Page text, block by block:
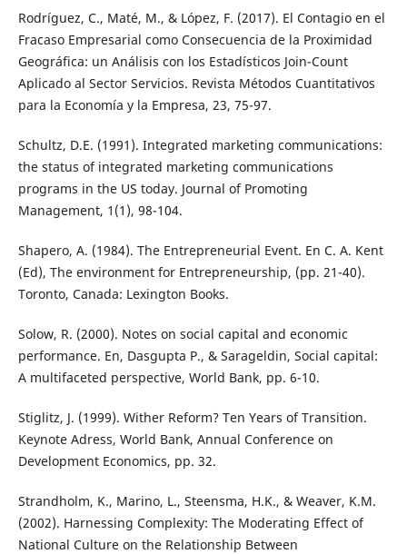
Rodríguez, C., Maté, M., & López, F. (2017). El Contagio en el
Fracaso Empresarial como Consecuencia de la Proximidad
Geográfica: un Análisis con los Estadísticos Join-Count
Aplicado al Sector Servicios. Revista Métodos Cuantitativos
para la Economía y la Empresa, 23, 75-97.
Schultz, D.E. (1991). Integrated marketing communications:
the status of integrated marketing communications
programs in the US today. Journal of Promoting
Management, 1(1), 98-104.
Shapero, A. (1984). The Entrepreneurial Event. En C. A. Kent
(Ed), The environment for Entrepreneurship, (pp. 21-40).
Toronto, Canada: Lexington Books.
Solow, R. (2000). Notes on social capital and economic
performance. En, Dasgupta P., & Sarageldin, Social capital:
A multifaceted perspective, World Bank, pp. 6-10.
Stiglitz, J. (1999). Wither Reform? Ten Years of Transition.
Keynote Adress, World Bank, Annual Conference on
Development Economics, pp. 32.
Strandholm, K., Marino, L., Steensma, H.K., & Weaver, K.M.
(2002). Harnessing Complexity: The Moderating Effect of
National Culture on the Relationship Between